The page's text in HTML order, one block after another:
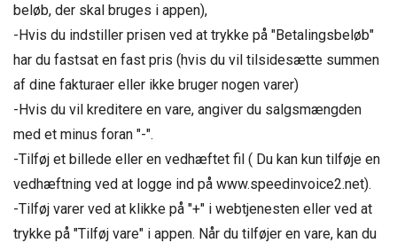
beløb, der skal bruges i appen),
-Hvis du indstiller prisen ved at trykke på "Betalingsbeløb"
har du fastsat en fast pris (hvis du vil tilsidesætte summen
af ​​dine fakturaer eller ikke bruger nogen varer)
-Hvis du vil kreditere en vare, angiver du salgsmængden
med et minus foran "-".
-Tilføj et billede eller en vedhæftet fil ( Du kan kun tilføje en
vedhæftning ved at logge ind på www.speedinvoice2.net).
-Tilføj varer ved at klikke på "+" i webtjenesten eller ved at
trykke på "Tilføj vare" i appen. Når du tilføjer en vare, kan du